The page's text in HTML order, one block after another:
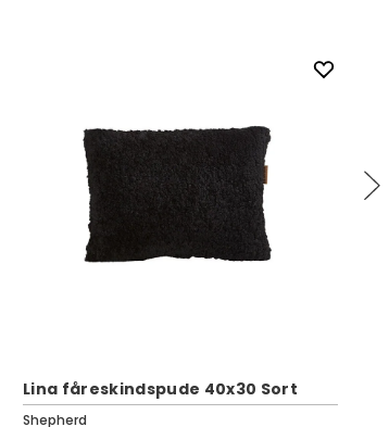
Lina fåreskindspude 40x30 Sort
Shepherd